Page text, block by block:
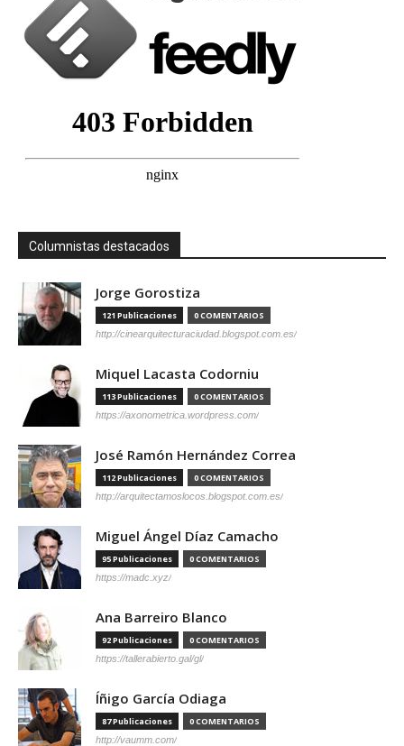
Columnistas destacados
Jorge Gorostiza
121 Publicaciones 0 COMENTARIOS
http://cinearquitecturaciudad.blogspot.com.es/
Miquel Lacasta Codorniu
113 Publicaciones 0 COMENTARIOS
https://axonometrica.wordpress.com/
José Ramón Hernández Correa
112 Publicaciones 0 COMENTARIOS
http://arquitectamoslocos.blogspot.com.es/
Miguel Ángel Díaz Camacho
95 Publicaciones 0 COMENTARIOS
https://madc.xyz/
Ana Barreiro Blanco
92 Publicaciones 0 COMENTARIOS
https://tallerabierto.gal/gl/
Íñigo García Odiaga
87 Publicaciones 0 COMENTARIOS
http://vaumm.com/